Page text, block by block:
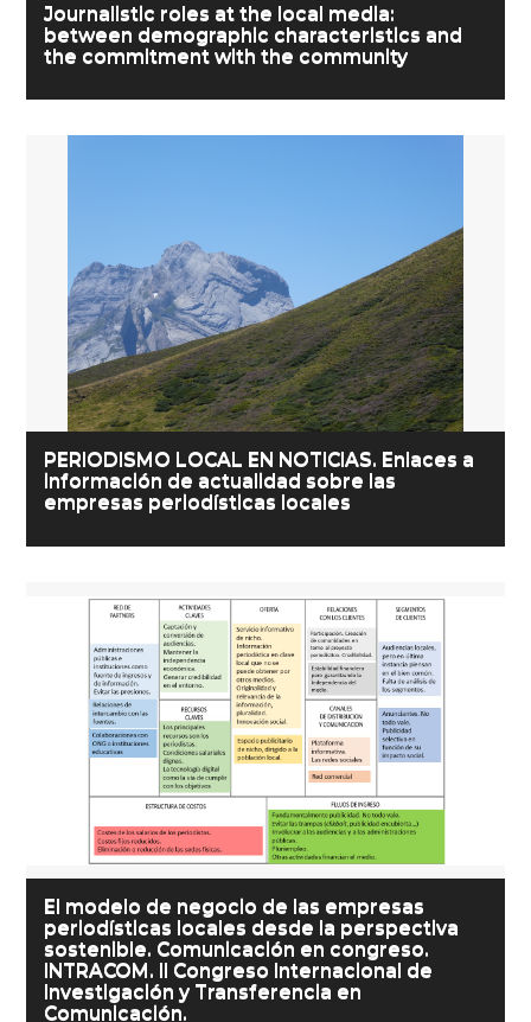
Journalistic roles at the local media:
between demographic characteristics and
the commitment with the community
PERIODISMO LOCAL EN NOTICIAS. Enlaces a
información de actualidad sobre las
empresas periodísticas locales
El modelo de negocio de las empresas
periodísticas locales desde la perspectiva
sostenible. Comunicación en congreso.
INTRACOM. II Congreso Internacional de
Investigación y Transferencia en
Comunicación.